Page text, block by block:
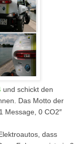
und schickt den
Das Motto der
Message, 0 CO2″
dass